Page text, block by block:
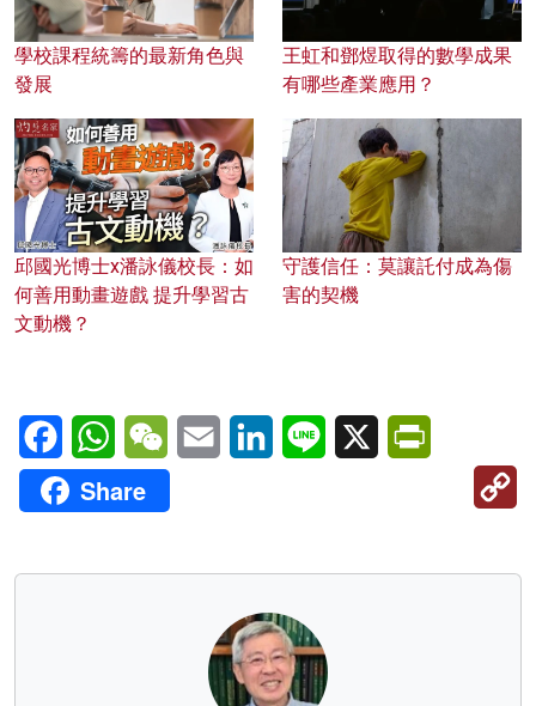
學校課程統籌的最新角色與
發展
王虹和鄧煜取得的數學成果
有哪些產業應用？
邱國光博士x潘詠儀校長：如
何善用動畫遊戲 提升學習古
文動機？
守護信任：莫讓託付成為傷
害的契機
FacebookWhatsAppWeChatEmail LinkedInLine X
Share